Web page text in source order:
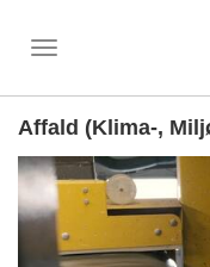
Toggle
Affald (Klima-,